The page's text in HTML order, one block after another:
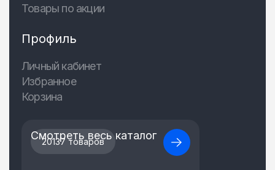
Товары по акции
Профиль
Личный кабинет
Избранное
Корзина
20137 товаров
Смотреть весь каталог